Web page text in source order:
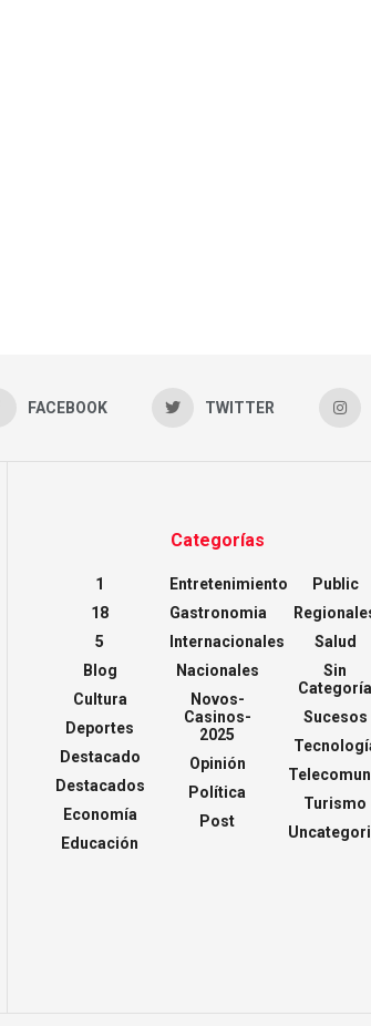
FACEBOOK TWITTER
Categorías
1
18
5
Blog
Cultura
Deportes
Destacado
Destacados
Economía
Educación
Entretenimiento
Gastronomia
Internacionales
Nacionales
Novos-
Casinos-
2025
Opinión
Política
Post
Public
Salud
Sin
Categoría
Sucesos
Turismo